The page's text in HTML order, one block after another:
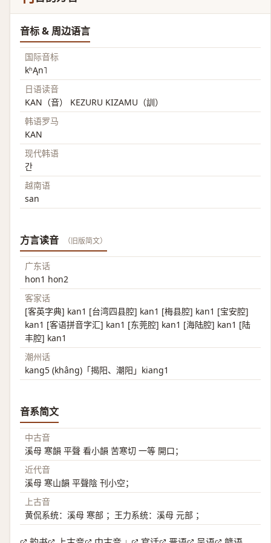
音标 & 周边语言
国际音标
kʰĄn˥
日语读音
KAN（音） KEZURU KIZAMU（訓）
韩语罗马
KAN
现代韩语
간
越南语
san
方言读音 （旧版简文）
广东话
hon1 hon2
客家话
[客英字典] kan1 [台湾四县腔] kan1 [梅县腔] kan1 [宝安腔]
kan1 [客语拼音字汇] kan1 [东莞腔] kan1 [海陆腔] kan1 [陆
丰腔] kan1
潮州话
kang5 (khâng)「揭阳、潮阳」kiang1
音系简文
中古音
溪母 寒韻 平聲 看小韻 苦寒切 一等 開口；
近代音
溪母 寒山韻 平聲陰 刊小空；
上古音
黄侃系统：溪母 寒部 ；王力系统：溪母 元部 ；